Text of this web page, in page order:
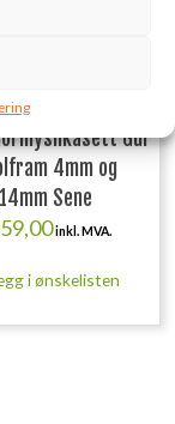
Gul
4mm og
Sene
inkl. MVA.
i ønskelisten